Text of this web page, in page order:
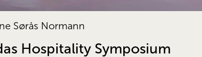
Sørås Normann
Hospitality Symposium